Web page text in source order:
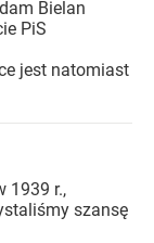
Bielan
PiS
jest natomiast
1939 r.,
szansę